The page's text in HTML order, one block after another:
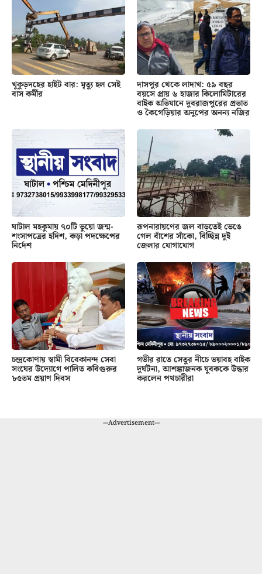
খুকুড়দহের হাইট বার: মৃত্যু হল সেই
বাস কর্মীর
দাসপুর থেকে লাদাখ: ৫৯ বছর
বয়সে প্রায় ৬ হাজার কিলোমিটারের
বাইক অভিযানে দুবরাজপুরের প্রভাত
ও কৈগেড়িয়ার অনুপের অনন্য নজির
ঘাটাল মহকুমায় ৭০টি ভুয়ো জন্ম-
শংসাপত্রের হদিশ, কড়া পদক্ষেপের
নির্দেশ
রূপনারায়ণের জল বাড়তেই ভেঙে
গেল বাঁশের সাঁকো, বিচ্ছিন্ন দুই
জেলার যোগাযোগ
চন্দ্রকোণায় স্বামী বিবেকানন্দ সেবা
সংঘের উদ্যোগে পালিত কবিগুরুর
৮৫তম প্রয়াণ দিবস
গভীর রাতে সেতুর নীচে ভয়াবহ বাইক
দুর্ঘটনা, আশঙ্কাজনক যুবককে উদ্ধার
করলেন পথচারীরা
---Advertisement---